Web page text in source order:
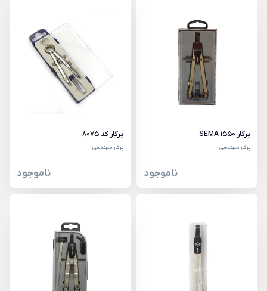
پرگار 1550 SEMA
پرگار مهندسی
ناموجود
پرگار کد 8075
پرگار مهندسی
ناموجود